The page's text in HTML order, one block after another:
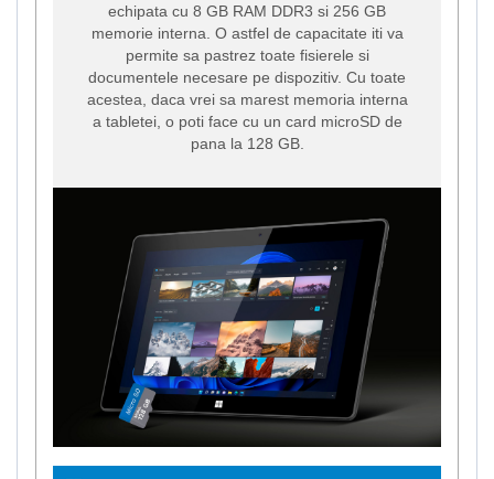
echipata cu 8 GB RAM DDR3 si 256 GB
memorie interna. O astfel de capacitate iti va
permite sa pastrez toate fisierele si
documentele necesare pe dispozitiv. Cu toate
acestea, daca vrei sa marest memoria interna
a tabletei, o poti face cu un card microSD de
pana la 128 GB.